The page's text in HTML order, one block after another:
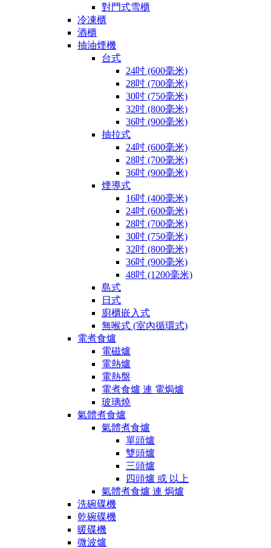
對門式雪櫃
冷凍櫃
酒櫃
抽油煙機
台式
24吋 (600毫米)
28吋 (700毫米)
30吋 (750毫米)
32吋 (800毫米)
36吋 (900毫米)
抽拉式
24吋 (600毫米)
28吋 (700毫米)
36吋 (900毫米)
煙導式
16吋 (400毫米)
24吋 (600毫米)
28吋 (700毫米)
30吋 (750毫米)
32吋 (800毫米)
36吋 (900毫米)
48吋 (1200毫米)
島式
日式
廚櫃嵌入式
無喉式 (室內循環式)
電煮食爐
電磁爐
電熱爐
電熱盤
電煮食爐 連 電焗爐
玻璃燒
氣體煮食爐
氣體煮食爐
單頭爐
雙頭爐
三頭爐
四頭爐 或 以上
氣體煮食爐 連 焗爐
洗碗碟機
乾碗碟機
暖碟機
微波爐